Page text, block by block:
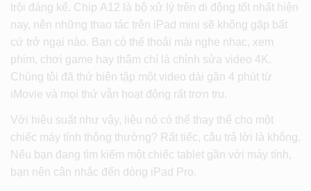
trội đáng kể. Chip A12 là bộ xử lý trên di động tốt nhất hiện
nay, nên những thao tác trên iPad mini sẽ không gặp bất
cứ trở ngại nào. Bạn có thể thoải mái nghe nhạc, xem
phim, chơi game hay thậm chí là chỉnh sửa video 4K.
Chúng tôi đã thử biên tập một video dài gần 4 phút từ
iMovie và mọi thứ vẫn hoạt động rất trơn tru.
Với hiệu suất như vậy, liệu nó có thể thay thế cho một
chiếc máy tính thông thường? Rất tiếc, câu trả lời là không.
Nếu bạn đang tìm kiếm một chiếc tablet gần với máy tính,
bạn nên cân nhắc đến dòng iPad Pro.